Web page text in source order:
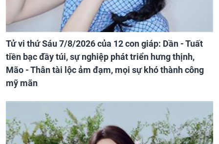
Tử vi thứ Sáu 7/8/2026 của 12 con giáp: Dần - Tuất
tiền bạc đầy túi, sự nghiệp phát triển hưng thịnh,
Mão - Thân tài lộc ảm đạm, mọi sự khó thành công
mỹ mãn